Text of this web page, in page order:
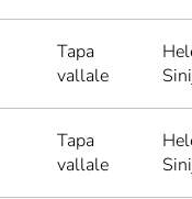
Tapa
vallale
Tapa
vallale